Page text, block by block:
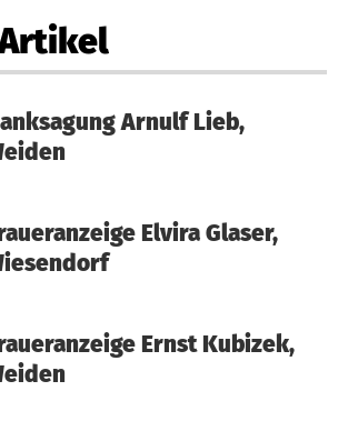
Arnulf Lieb,
Elvira Glaser,
Ernst Kubizek,